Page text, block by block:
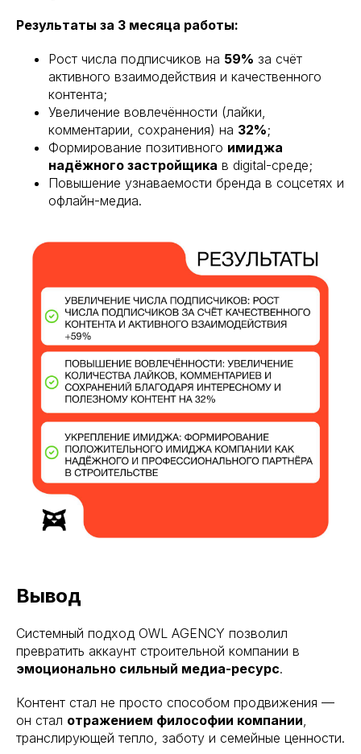
Результаты за 3 месяца работы:
Рост числа подписчиков на 59% за счёт
активного взаимодействия и качественного
контента;
Увеличение вовлечённости (лайки,
комментарии, сохранения) на 32%;
Формирование позитивного имиджа
надёжного застройщика в digital-среде;
Повышение узнаваемости бренда в соцсетях и
офлайн-медиа.
Вывод
Системный подход OWL AGENCY позволил
превратить аккаунт строительной компании в
эмоционально сильный медиа-ресурс.
Контент стал не просто способом продвижения —
он стал отражением философии компании,
транслирующей тепло, заботу и семейные ценности.